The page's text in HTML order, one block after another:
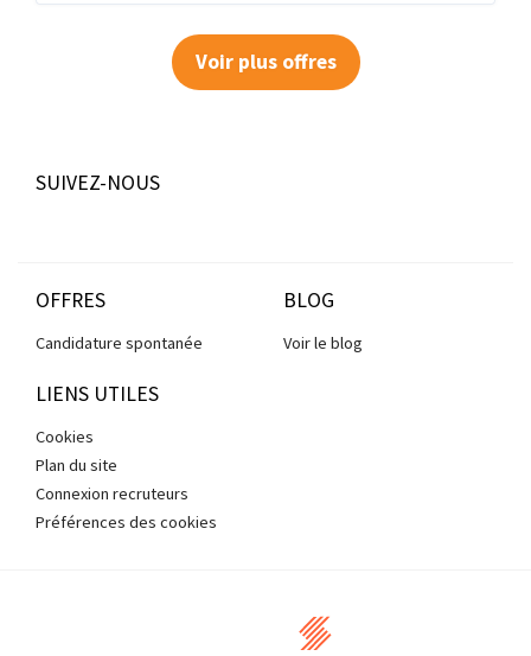
Voir plus offres
SUIVEZ-NOUS
OFFRES
Candidature spontanée
BLOG
Voir le blog
LIENS UTILES
Cookies
Plan du site
Connexion recruteurs
Préférences des cookies